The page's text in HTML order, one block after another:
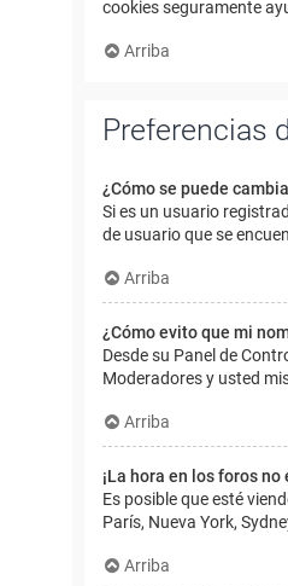
cookies seguramente
Arriba
Preferencias
¿Cómo se puede
Si es un usuario
de usuario que se
Arriba
¿Cómo evito que mi
Desde su Panel de
Moderadores y usted
Arriba
¡La hora en los foros no
Es posible que esté
París, Nueva York,
Arriba